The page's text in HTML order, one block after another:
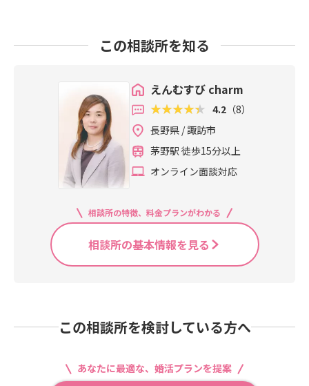
この相談所を知る
えんむすび charm
4.2 （8）
長野県 / 諏訪市
茅野駅 徒歩15分以上
オンライン面談対応
相談所の特徴、料金プランがわかる
相談所の基本情報を見る
この相談所を検討している方へ
あなたに最適な、婚活プランを提案